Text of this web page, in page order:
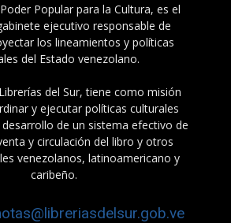
Popular para la Cultura, es el
ejecutivo responsable de
los lineamientos y políticas
del Estado venezolano.
del Sur, tiene como misión
y ejecutar políticas culturales
de un sistema efectivo de
y circulación del libro y otros
venezolanos, latinoamericano y
caribeño.